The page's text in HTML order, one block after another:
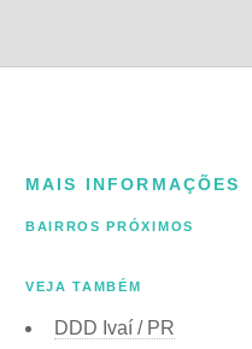
MAIS INFORMAÇÕES
BAIRROS PRÓXIMOS
VEJA TAMBÉM
DDD Ivaí / PR